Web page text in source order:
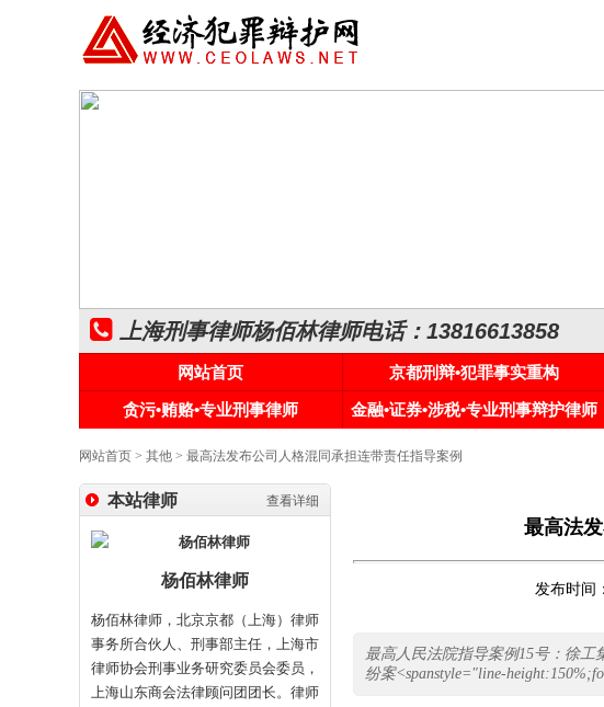
上海刑事律师杨佰林律师电话：13816613858
网站首页 京都刑辩•犯罪事实重构
贪污•贿赂•专业刑事律师
金融•证券•涉税•专业刑事辩护律师
网站首页 > 其他 > 最高法发布公司人格混同承担连带责任指导案例
查看详细
本站律师
杨佰林律师
杨佰林律师，北京京都（上海）律师
事务所合伙人、刑事部主任，上海市
律师协会刑事业务研究委员会委员，
上海山东商会法律顾问团团长。律师
最高法
发布时间
最高人民法院指导案例15号：徐
纷案<spanstyle="line-